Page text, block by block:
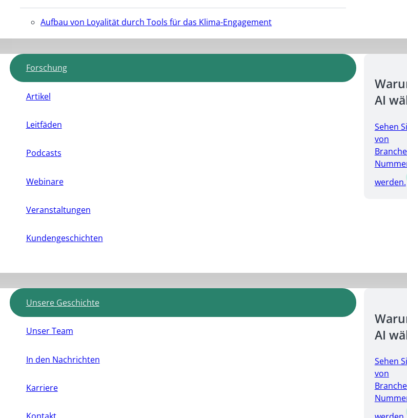
Aufbau von Loyalität durch Tools für das Klima-Engagement
Forschung
Artikel
Leitfäden
Podcasts
Webinare
Veranstaltungen
Kundengeschichten
AI
Sehen
von
werden.
Unsere Geschichte
Unser Team
In den Nachrichten
Karriere
AI
Sehen
von